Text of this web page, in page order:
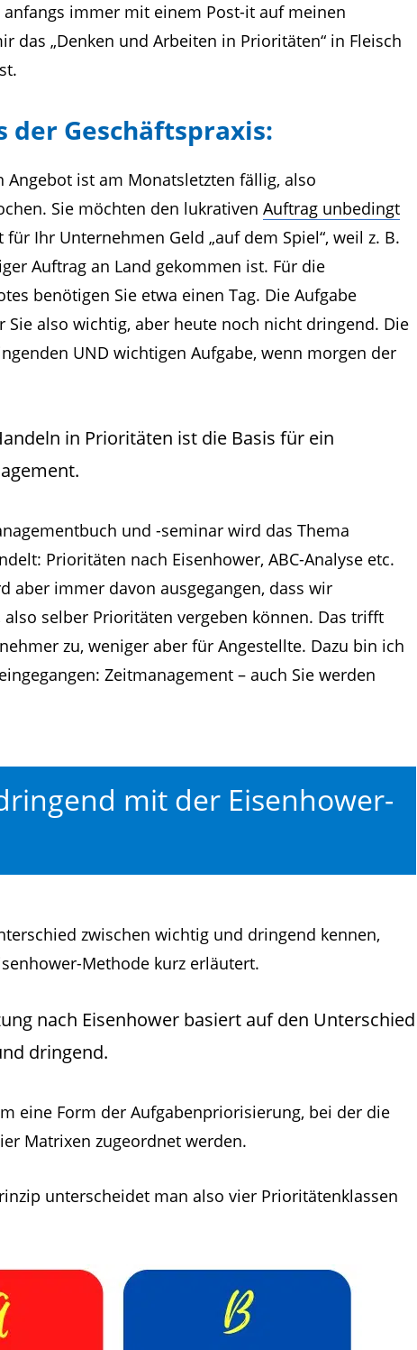
anfangs immer mit einem Post-it auf meinen
das „Denken und Arbeiten in Prioritäten“ in Fleisch
der Geschäftspraxis:
Angebot ist am Monatsletzten fällig, also
Sie möchten den lukrativen Auftrag unbedingt
für Ihr Unternehmen Geld „auf dem Spiel“, weil z. B.
Auftrag an Land gekommen ist. Für die
benötigen Sie etwa einen Tag. Die Aufgabe
Sie also wichtig, aber heute noch nicht dringend. Die
UND wichtigen Aufgabe, wenn morgen der
in Prioritäten ist die Basis für ein
und -seminar wird das Thema
Prioritäten nach Eisenhower, ABC-Analyse etc.
aber immer davon ausgegangen, dass wir
selber Prioritäten vergeben können. Das trifft
zu, weniger aber für Angestellte. Dazu bin ich
Zeitmanagement – auch Sie werden
mit der Eisenhower-
zwischen wichtig und dringend kennen,
Methode kurz erläutert.
nach Eisenhower basiert auf den Unterschied
dringend.
eine Form der Aufgabenpriorisierung, bei der die
Matrixen zugeordnet werden.
unterscheidet man also vier Prioritätenklassen